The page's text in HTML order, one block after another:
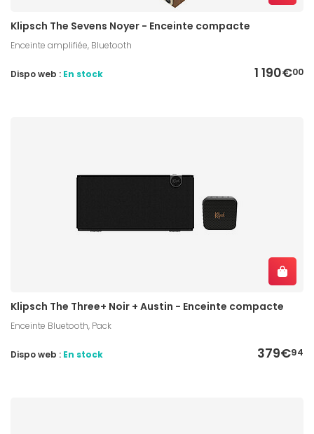
Klipsch The Sevens Noyer - Enceinte compacte
Enceinte amplifiée, Bluetooth
1 190€00
Dispo web : En stock
Klipsch The Three+ Noir + Austin - Enceinte compacte
Enceinte Bluetooth, Pack
379€94
Dispo web : En stock